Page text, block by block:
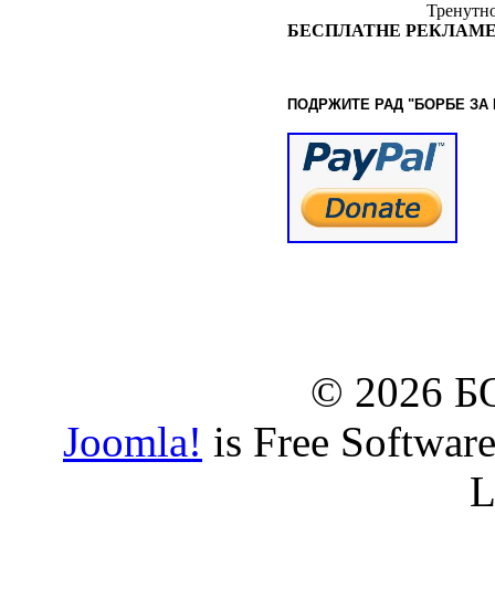
БЕСПЛАТНЕ
ПОДРЖИТЕ РАД "БОРБЕ ЗА
© 2026
Joomla! is Free